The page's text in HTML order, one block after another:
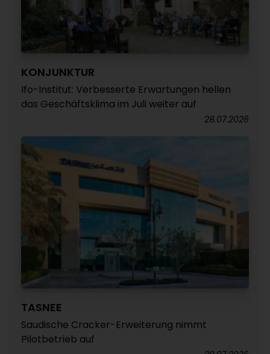
KONJUNKTUR
Ifo-Institut: Verbesserte Erwartungen hellen
das Geschäftsklima im Juli weiter auf
28.07.2026
TASNEE
Saudische Cracker-Erweiterung nimmt
Pilotbetrieb auf